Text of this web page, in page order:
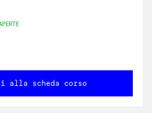
alla scheda corso